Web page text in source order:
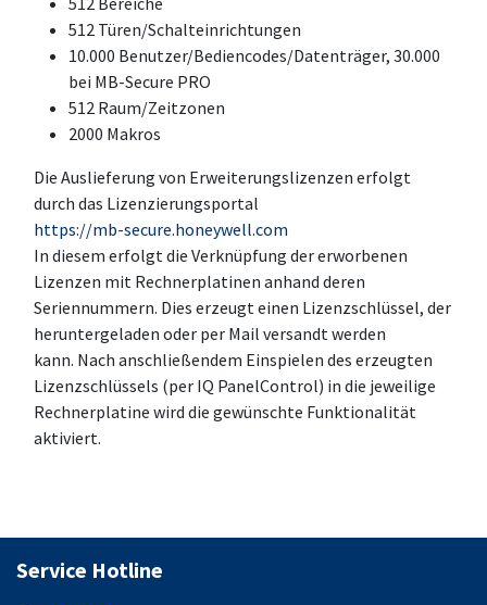
512 Türen/Schalteinrichtungen
10.000 Benutzer/Bediencodes/Datenträger, 30.000
bei MB-Secure PRO
512 Raum/Zeitzonen
2000 Makros
Die Auslieferung von Erweiterungslizenzen erfolgt
durch das Lizenzierungsportal
https://mb-secure.honeywell.com
In diesem erfolgt die Verknüpfung der erworbenen
Lizenzen mit Rechnerplatinen anhand deren
Seriennummern. Dies erzeugt einen Lizenzschlüssel, der
heruntergeladen oder per Mail versandt werden
kann. Nach anschließendem Einspielen des erzeugten
Lizenzschlüssels (per IQ PanelControl) in die jeweilige
Rechnerplatine wird die gewünschte Funktionalität
aktiviert.
Service Hotline